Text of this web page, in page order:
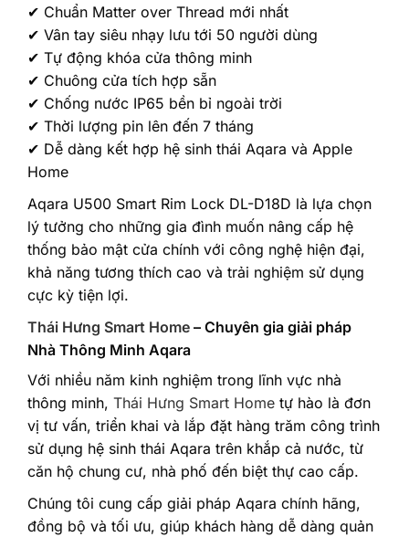
✔ Chuẩn Matter over Thread mới nhất
✔ Vân tay siêu nhạy lưu tới 50 người dùng
✔ Tự động khóa cửa thông minh
✔ Chuông cửa tích hợp sẵn
✔ Chống nước IP65 bền bỉ ngoài trời
✔ Thời lượng pin lên đến 7 tháng
✔ Dễ dàng kết hợp hệ sinh thái Aqara và Apple
Home
Aqara U500 Smart Rim Lock DL-D18D là lựa chọn
lý tưởng cho những gia đình muốn nâng cấp hệ
thống bảo mật cửa chính với công nghệ hiện đại,
khả năng tương thích cao và trải nghiệm sử dụng
cực kỳ tiện lợi.
Thái Hưng Smart Home – Chuyên gia giải pháp
Nhà Thông Minh Aqara
Với nhiều năm kinh nghiệm trong lĩnh vực nhà
thông minh, Thái Hưng Smart Home tự hào là đơn
vị tư vấn, triển khai và lắp đặt hàng trăm công trình
sử dụng hệ sinh thái Aqara trên khắp cả nước, từ
căn hộ chung cư, nhà phố đến biệt thự cao cấp.
Chúng tôi cung cấp giải pháp Aqara chính hãng,
đồng bộ và tối ưu, giúp khách hàng dễ dàng quản